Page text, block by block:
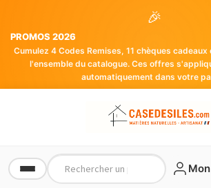
🎉
PROMOS 2026
Cumulez 4 Codes Remises, 11 chèques
l'ensemble du catalogue. Ces offres
automatiquement dans votre